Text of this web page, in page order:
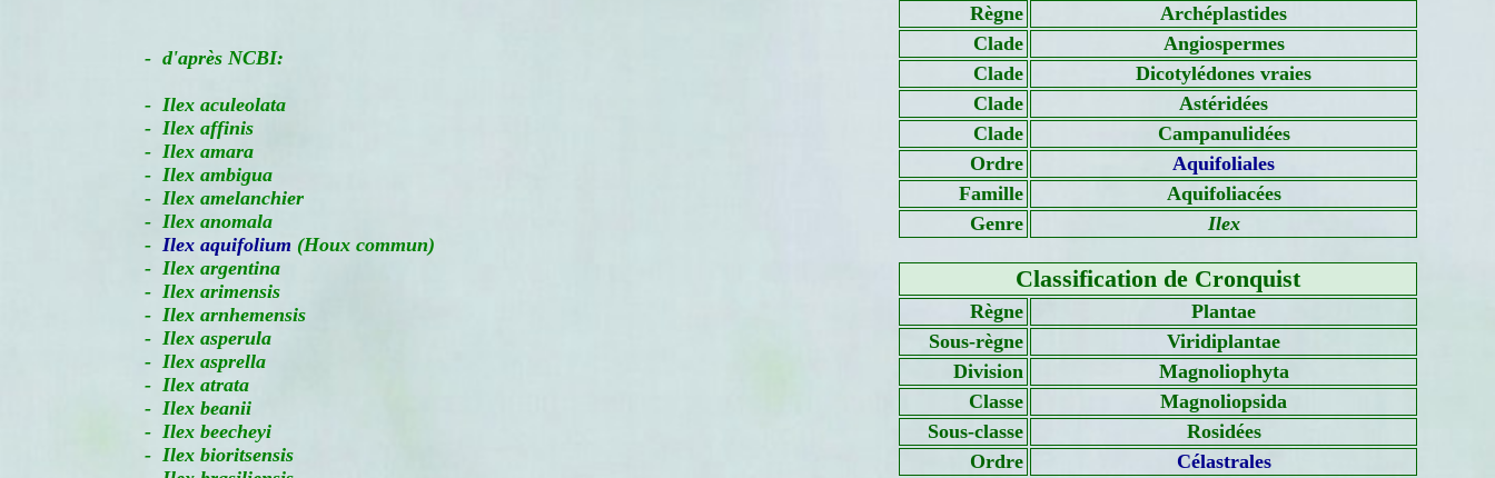
- d'après NCBI:
- Ilex aculeolata
- Ilex affinis
- Ilex amara
- Ilex ambigua
- Ilex amelanchier
- Ilex anomala
- Ilex aquifolium (Houx commun)
- Ilex argentina
- Ilex arimensis
- Ilex arnhemensis
- Ilex asperula
- Ilex asprella
- Ilex atrata
- Ilex beanii
- Ilex beecheyi
- Ilex bioritsensis
Règne
Archéplastides
Clade
Angiospermes
Clade
Dicotylédones vraies
Clade
Astéridées
Clade
Campanulidées
Ordre
Aquifoliales
Famille
Aquifoliacées
Genre
Ilex
Classification de Cronquist
Règne
Plantae
Sous-règne
Viridiplantae
Division
Magnoliophyta
Classe
Magnoliopsida
Sous-classe
Rosidées
Ordre
Célastrales